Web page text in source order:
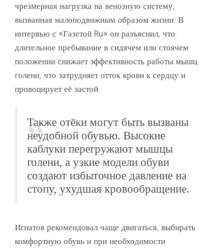
чрезмерная нагрузка на венозную систему,
вызванная малоподвижным образом жизни. В
интервью с «Газетой.Ru» он разъяснил, что
длительное пребывание в сидячем или стоячем
положении снижает эффективность работы мышц
голени, что затрудняет отток крови к сердцу и
провоцирует её застой.
Также отёки могут быть вызваны
неудобной обувью. Высокие
каблуки перегружают мышцы
голени, а узкие модели обуви
создают избыточное давление на
стопу, ухудшая кровообращение.
Игнатов рекомендовал чаще двигаться, выбирать
комфортную обувь и при необходимости